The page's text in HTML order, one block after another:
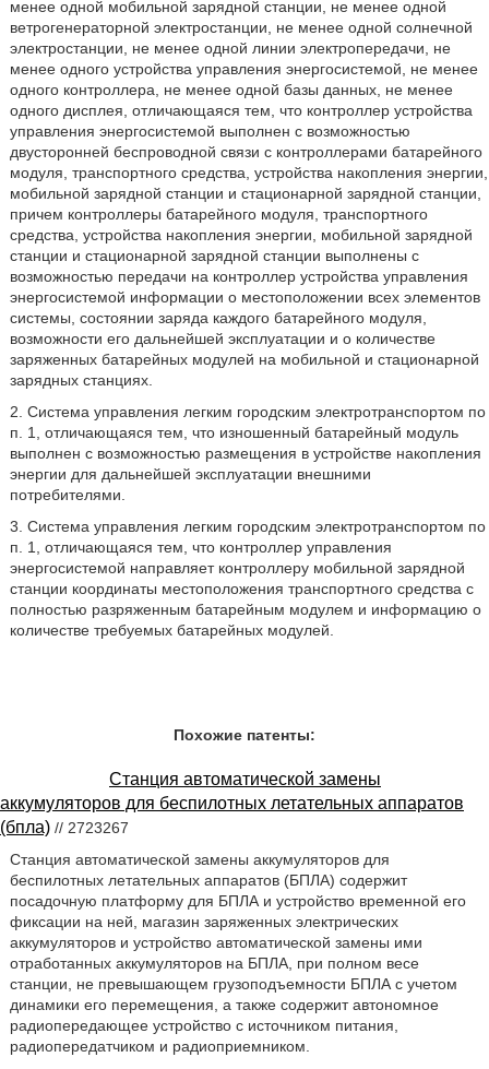
менее одной мобильной зарядной станции, не менее одной
ветрогенераторной электростанции, не менее одной солнечной
электростанции, не менее одной линии электропередачи, не
менее одного устройства управления энергосистемой, не менее
одного контроллера, не менее одной базы данных, не менее
одного дисплея, отличающаяся тем, что контроллер устройства
управления энергосистемой выполнен с возможностью
двусторонней беспроводной связи с контроллерами батарейного
модуля, транспортного средства, устройства накопления энергии,
мобильной зарядной станции и стационарной зарядной станции,
причем контроллеры батарейного модуля, транспортного
средства, устройства накопления энергии, мобильной зарядной
станции и стационарной зарядной станции выполнены с
возможностью передачи на контроллер устройства управления
энергосистемой информации о местоположении всех элементов
системы, состоянии заряда каждого батарейного модуля,
возможности его дальнейшей эксплуатации и о количестве
заряженных батарейных модулей на мобильной и стационарной
зарядных станциях.
2. Система управления легким городским электротранспортом по
п. 1, отличающаяся тем, что изношенный батарейный модуль
выполнен с возможностью размещения в устройстве накопления
энергии для дальнейшей эксплуатации внешними
потребителями.
3. Система управления легким городским электротранспортом по
п. 1, отличающаяся тем, что контроллер управления
энергосистемой направляет контроллеру мобильной зарядной
станции координаты местоположения транспортного средства с
полностью разряженным батарейным модулем и информацию о
количестве требуемых батарейных модулей.
Похожие патенты:
Станция автоматической замены
аккумуляторов для беспилотных летательных аппаратов
(бпла) // 2723267
Станция автоматической замены аккумуляторов для
беспилотных летательных аппаратов (БПЛА) содержит
посадочную платформу для БПЛА и устройство временной его
фиксации на ней, магазин заряженных электрических
аккумуляторов и устройство автоматической замены ими
отработанных аккумуляторов на БПЛА, при полном весе
станции, не превышающем грузоподъемности БПЛА с учетом
динамики его перемещения, а также содержит автономное
радиопередающее устройство с источником питания,
радиопередатчиком и радиоприемником.